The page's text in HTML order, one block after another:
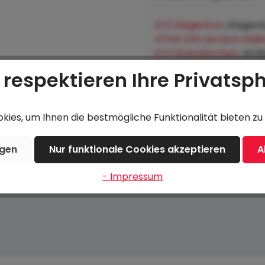
ATZ Klagenfurt ,
ATSW 24h Service GMBH
ATZ Steinakirchen,
Hofkirchen an der
Ihre
um Ihnen die bestmögliche Funktionalität bieten zu
Nur funktionale Cookies akzeptieren
- Impressum